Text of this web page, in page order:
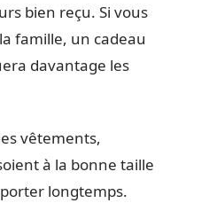
bien reçu. Si vous
famille, un cadeau
davantage les
vêtements,
à la bonne taille
longtemps.